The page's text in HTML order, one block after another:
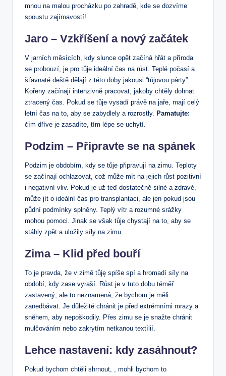
mnou na malou procházku po zahradě, kde se dozvíme
spoustu zajímavostí!
Jaro – Vzkříšení a nový začátek
V jarních měsících, kdy slunce opět začíná hřát a příroda
se probouzí, je pro tůje ideální čas na růst. Teplé počasí a
šťavnaté deště dělají z této doby jakousi “tújovou párty”.
Kořeny začínají intenzivně pracovat, jakoby chtěly dohnat
ztracený čas. Pokud se tůje vysadí právě na jaře, mají celý
letní čas na to, aby se zabydlely a rozrostly. Pamatujte:
čím dříve je zasadíte, tím lépe se uchytí.
Podzim – Připravte se na spánek
Podzim je obdobím, kdy se tůje připravují na zimu. Teploty
se začínají ochlazovat, což může mít na jejich růst pozitivní
i negativní vliv. Pokud je už teď dostatečně silné a zdravé,
může jít o ideální čas pro transplantaci, ale jen pokud jsou
půdní podmínky splněny. Teplý vítr a rozumné srážky
mohou pomoci. Jinak se však tůje chystají na to, aby se
stáhly zpět a uložily síly na zimu.
Zima – Klid před bouří
To je pravda, že v zimě tůję spíše spí a hromadí síly na
období, kdy zase vyraší. Růst je v tuto dobu téměř
zastavený, ale to neznamená, že bychom je měli
zanedbávat. Je důležité chránit je před extrémními mrazy a
sněhem, aby nepoškodily. Přes zimu se je snažte chránit
mulčováním nebo zakrytím netkanou textílií.
Lehce nastavení: kdy zasáhnout?
Pokud bychom chtěli shrnout, , mohli bychom to